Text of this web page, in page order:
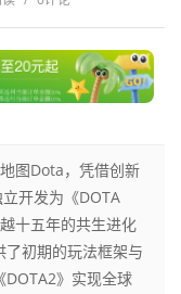
图Dota，凭借创新
开发为《DOTA
十五年的共生进化
初期的玩法框架与
》实现全球